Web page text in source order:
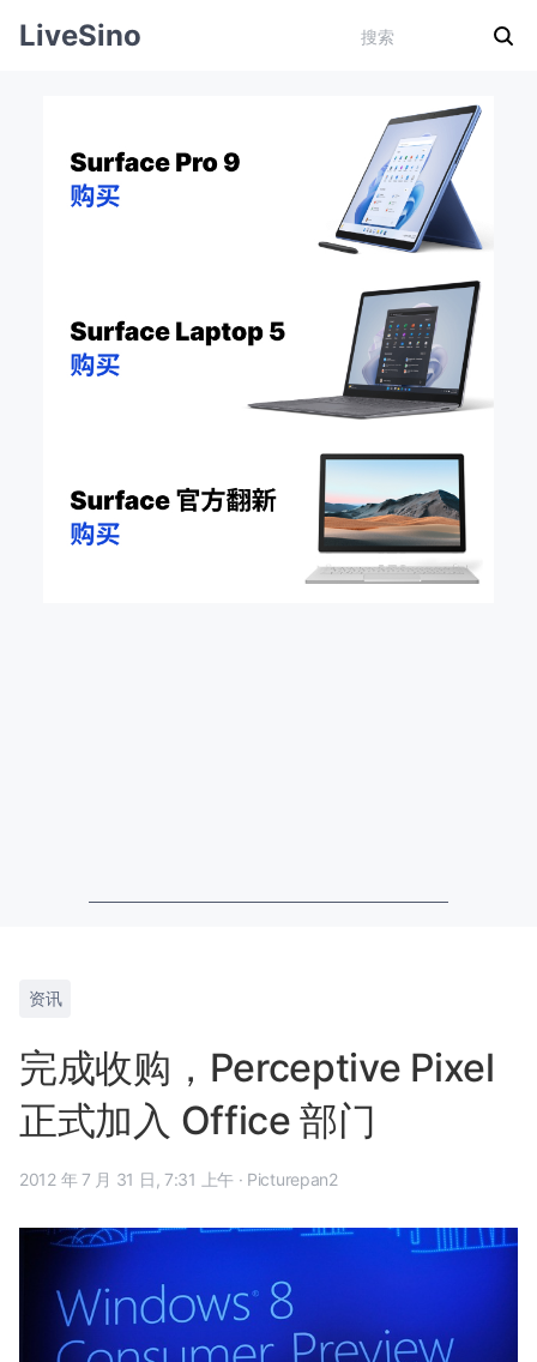
LiveSino
资讯
完成收购，Perceptive Pixel
正式加入 Office 部门
2012 年 7 月 31 日, 7:31 上午 · Picturepan2